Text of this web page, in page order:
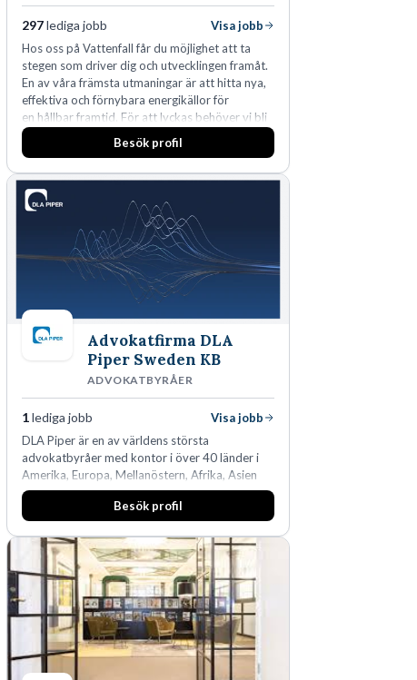
297lediga jobb
Visa jobb
Hos oss på Vattenfall får du möjlighet att ta
stegen som driver dig och utvecklingen framåt.
En av våra främsta utmaningar är att hitta nya,
effektiva och förnybara energikällor för
en hållbar framtid. För att lyckas behöver vi bli
fler medarbetare som vill göra skillnad.
Besök profil
Advokatfirma DLA
Piper Sweden KB
ADVOKATBYRÅER
1lediga jobb
Visa jobb
DLA Piper är en av världens största
advokatbyråer med kontor i över 40 länder i
Amerika, Europa, Mellanöstern, Afrika, Asien
och Oceanien. Vi är specialister inom
affärsjuridikens alla områden och vi har några
fler än 450 jurister på fem kontor i Stockholm,
Köpenhamn, Århus, Oslo och Helsingfors kan vi
på DLA Piper erbjuda våra klienter en unik,
effektiv och gränsöverskridande nordisk
expertis. På vårt kontor i centrala Stockholm är
vi idag drygt 240 medarbetare.
Besök profil